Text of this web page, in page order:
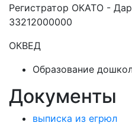
Регистратор ОКАТО -
33212000000
ОКВЕД
Образование
Документы
выписка из егрюл